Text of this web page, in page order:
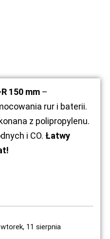
150 mm –
rur i baterii.
z polipropylenu.
i CO. Łatwy
11 sierpnia